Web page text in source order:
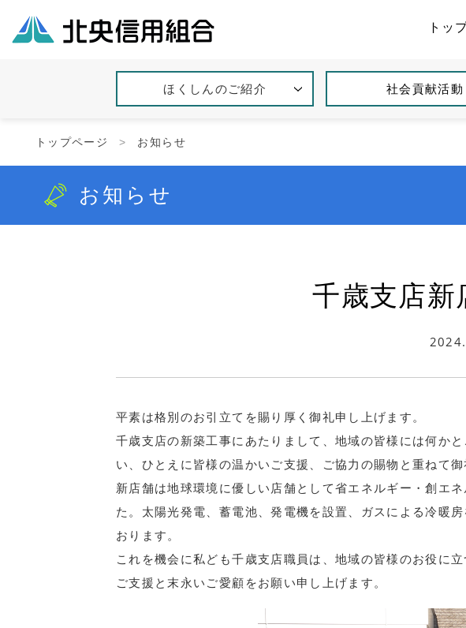
トッ
ほくしんのご紹介 社会貢献活動
トップページ お知らせ
お知らせ
千歳支店新
平素は格別のお引立てを賜り厚く御礼申し上げます。
千歳支店の新築工事にあたりまして、地域の皆様には何か
い、ひとえに皆様の温かいご支援、ご協力の賜物と重ねて御
新店舗は地球環境に優しい店舗として省エネルギー・創エ
た。太陽光発電、蓄電池、発電機を設置、ガスによる冷暖
おります。
これを機会に私ども千歳支店職員は、地域の皆様のお役に
ご支援と末永いご愛顧をお願い申し上げます。